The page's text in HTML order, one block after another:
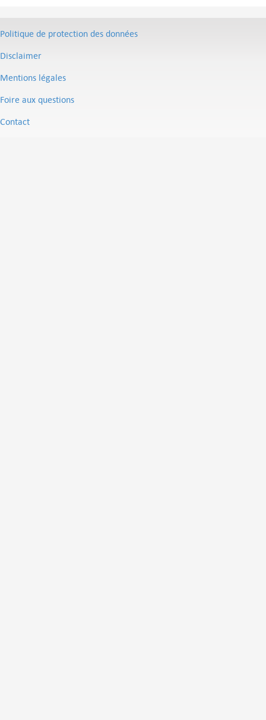
Politique de protection des données
Disclaimer
Mentions légales
Foire aux questions
Contact